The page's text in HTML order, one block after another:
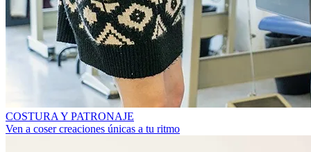
COSTURA Y PATRONAJE
Ven a coser creaciones únicas a tu ritmo